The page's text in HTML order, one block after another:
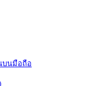
บนมือถือ